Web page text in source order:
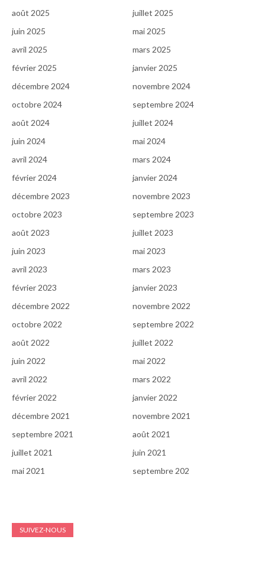
août 2025
juillet 2025
juin 2025
mai 2025
avril 2025
mars 2025
février 2025
janvier 2025
décembre 2024
novembre 2024
octobre 2024
septembre 2024
août 2024
juillet 2024
juin 2024
mai 2024
avril 2024
mars 2024
février 2024
janvier 2024
décembre 2023
novembre 2023
octobre 2023
septembre 2023
août 2023
juillet 2023
juin 2023
mai 2023
avril 2023
mars 2023
février 2023
janvier 2023
décembre 2022
novembre 2022
octobre 2022
septembre 2022
août 2022
juillet 2022
juin 2022
mai 2022
avril 2022
mars 2022
février 2022
janvier 2022
décembre 2021
novembre 2021
septembre 2021
août 2021
juillet 2021
juin 2021
mai 2021
septembre 202
SUIVEZ-NOUS